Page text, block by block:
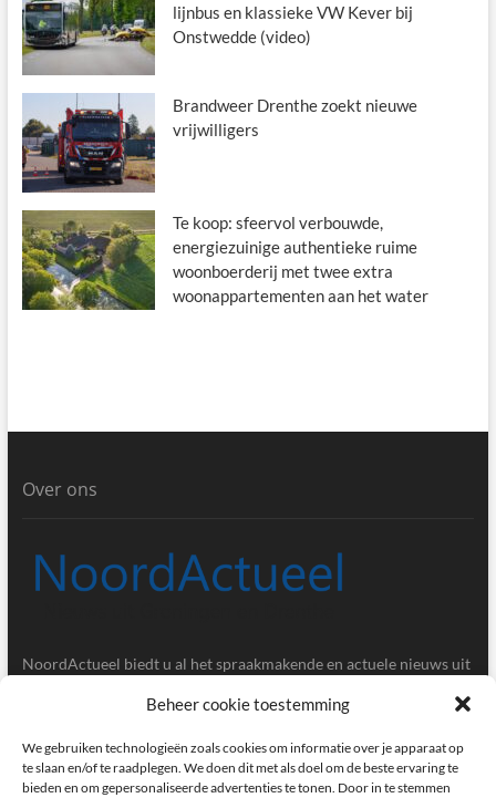
Beheer cookie toestemming
We gebruiken technologieën zoals cookies om informatie over je apparaat op
te slaan en/of te raadplegen. We doen dit met als doel om de beste ervaring te
bieden en om gepersonaliseerde advertenties te tonen. Door in te stemmen
lijnbus en klassieke VW Kever bij
Onstwedde (video)
Brandweer Drenthe zoekt nieuwe
vrijwilligers
Te koop: sfeervol verbouwde,
energiezuinige authentieke ruime
woonboerderij met twee extra
woonappartementen aan het water
Over ons
NoordActueel biedt u al het spraakmakende en actuele nieuws uit
Gegevens